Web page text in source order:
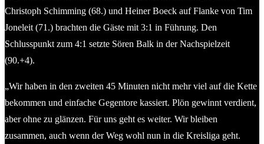
Christoph Schimming (68.) und Heiner Boeck auf Flanke von Tim
Joneleit (71.) brachten die Gäste mit 3:1 in Führung. Den
Schlusspunkt zum 4:1 setzte Sören Balk in der Nachspielzeit
(90.+4).
„Wir haben in den zweiten 45 Minuten nicht mehr viel auf die Kette
bekommen und einfache Gegentore kassiert. Plön gewinnt verdient,
aber ohne zu glänzen. Für uns geht es weiter. Wir bleiben
zusammen, auch wenn der Weg wohl nun in die Kreisliga geht.